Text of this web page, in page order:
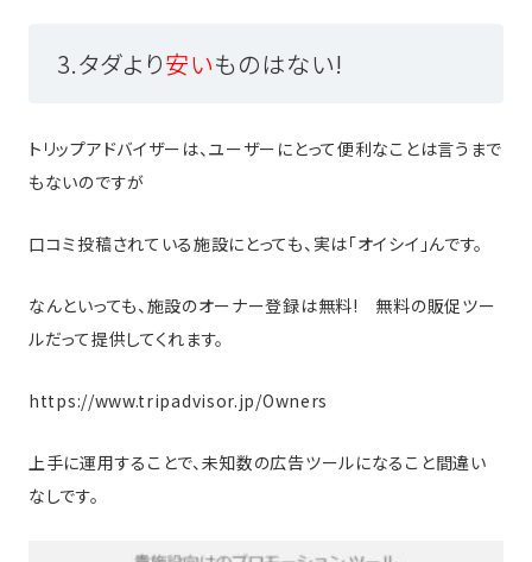
3.タダより安いものはない!
トリップアドバイザーは、ユーザーにとって便利なことは言うまで
もないのですが
口コミ投稿されている施設にとっても、実は「オイシイ」んです。
なんといっても、施設のオーナー登録は無料! 無料の販促ツー
ルだって提供してくれます。
https://www.tripadvisor.jp/Owners
上手に運用することで、未知数の広告ツールになること間違い
なしです。